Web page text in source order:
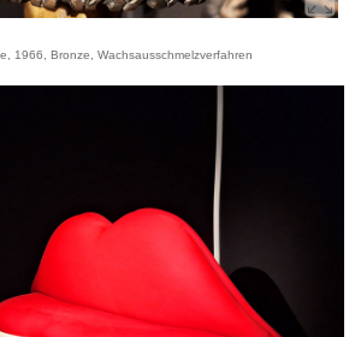
1966, Bronze, Wachsausschmelzverfahren